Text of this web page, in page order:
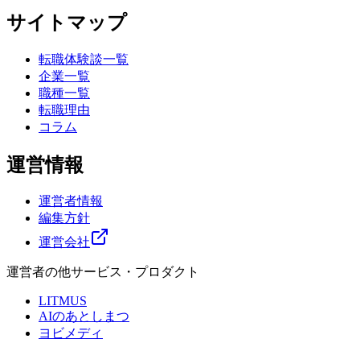
サイトマップ
転職体験談一覧
企業一覧
職種一覧
転職理由
コラム
運営情報
運営者情報
編集方針
運営会社
運営者の他サービス・プロダクト
LITMUS
AIのあとしまつ
ヨビメディ